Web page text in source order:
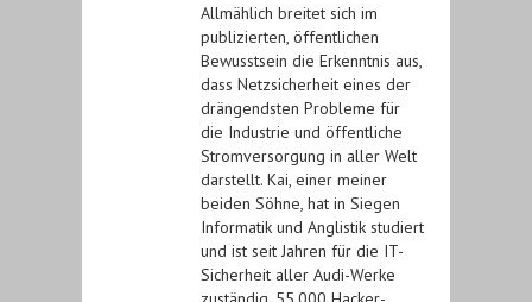
Allmählich breitet sich im
publizierten, öffentlichen
Bewusstsein die Erkenntnis aus,
dass Netzsicherheit eines der
drängendsten Probleme für
die Industrie und öffentliche
Stromversorgung in aller Welt
darstellt. Kai, einer meiner
beiden Söhne, hat in Siegen
Informatik und Anglistik studiert
und ist seit Jahren für die IT-
Sicherheit aller Audi-Werke